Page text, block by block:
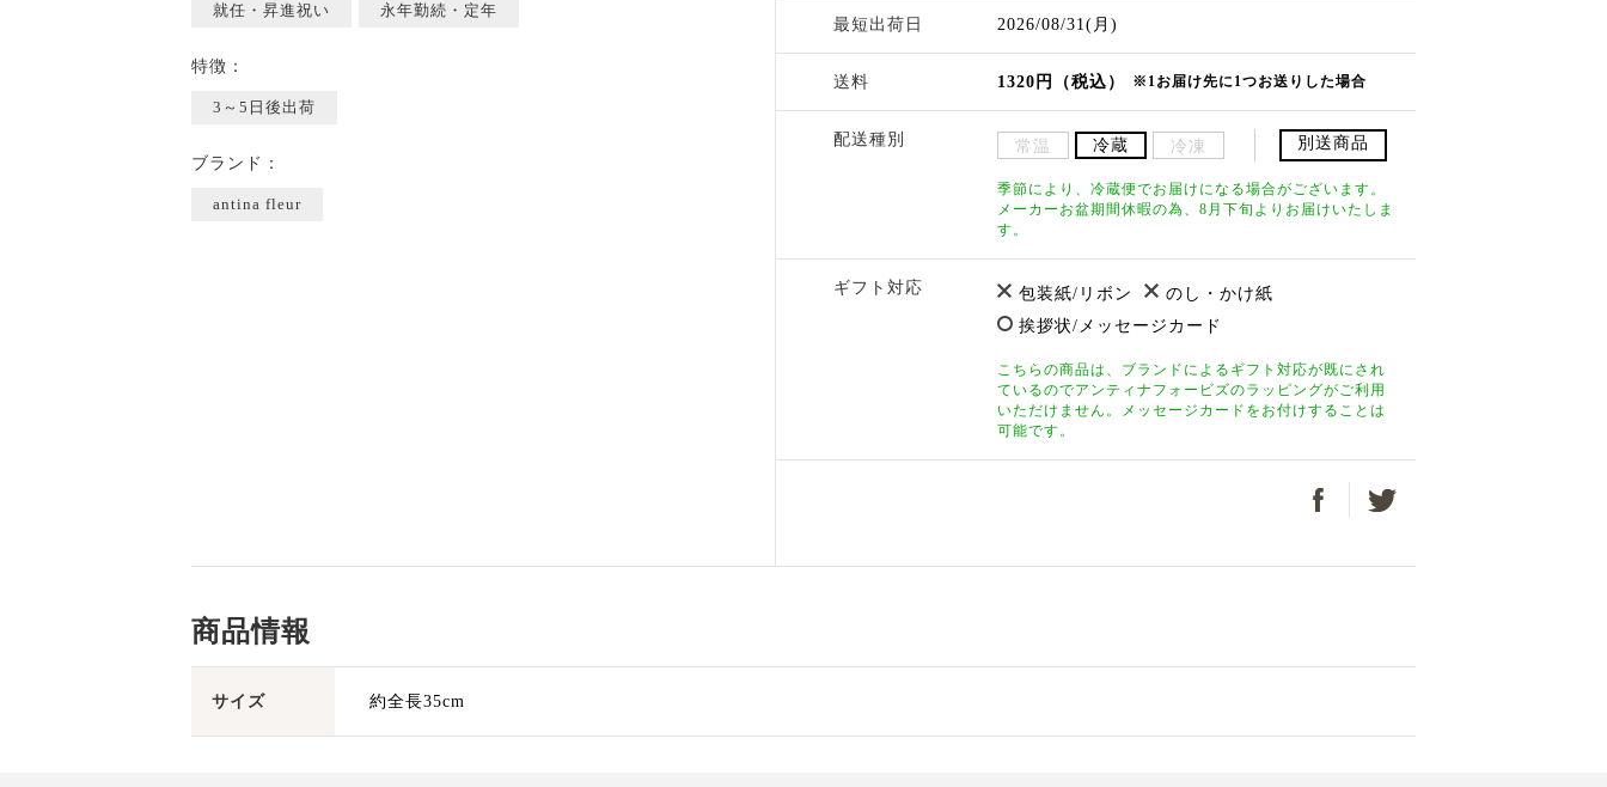
就任・昇進祝い 永年勤続・定年
特徴：
3～5日後出荷
ブランド：
antina fleur
最短出荷日 2026/08/31(月)
送料 1320円（税込） ※1お届け先に1つお送りした場合
配送種別 常温 冷蔵 冷凍 別送商品
季節により、冷蔵便でお届けになる場合がございます。
メーカーお盆期間休暇の為、8月下旬よりお届けいたしま
す。
ギフト対応 包装紙/リボン
のし・かけ紙
挨拶状/メッセージカード
こちらの商品は、ブランドによるギフト対応が既にされ
ているのでアンティナフォービズのラッピングがご利用
いただけません。メッセージカードをお付けすることは
可能です。
商品情報
サイズ 約全長35cm